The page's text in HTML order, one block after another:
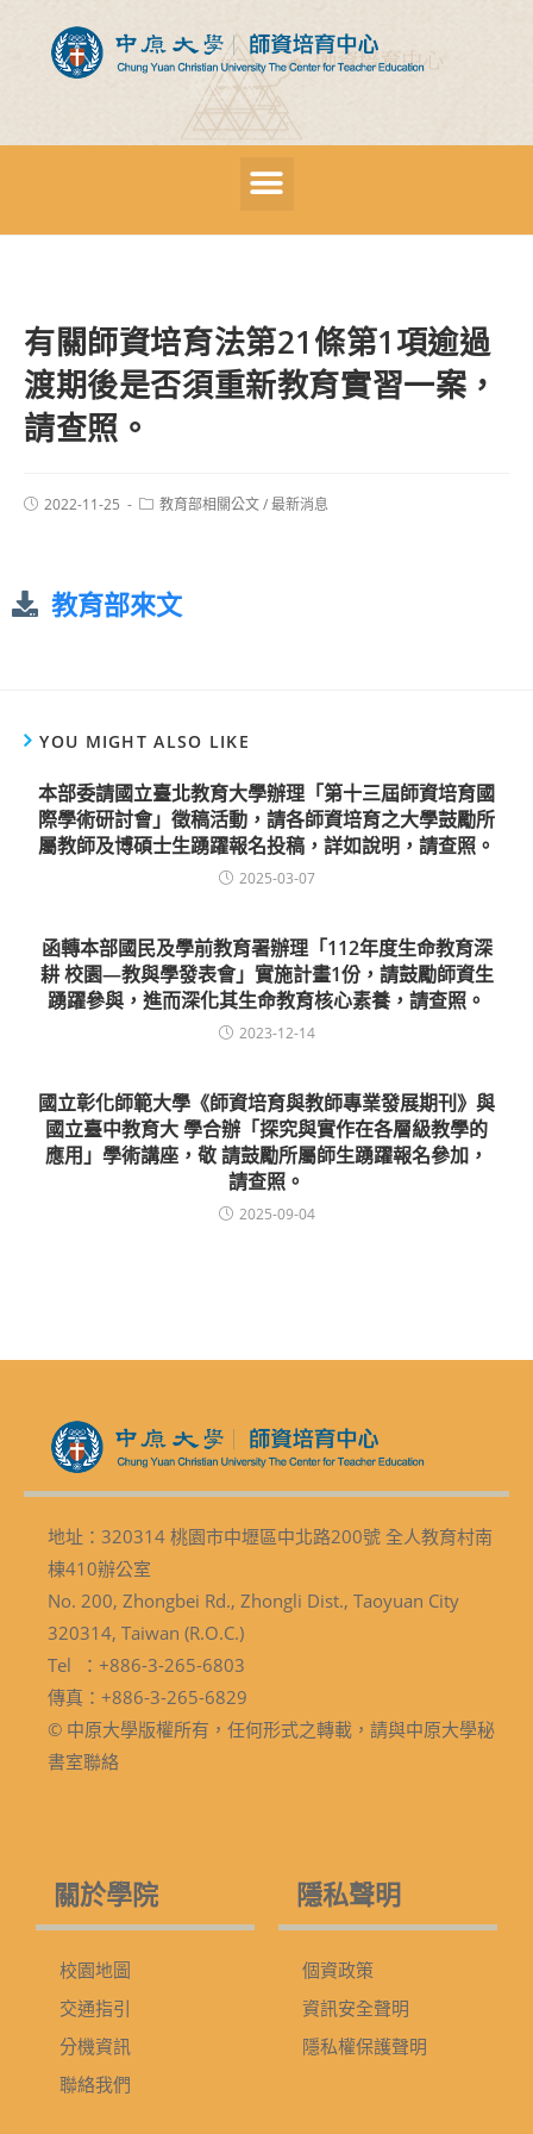
有關師資培育法第21條第1項逾過
渡期後是否須重新教育實習一案，
請查照。
2022-11-25 教育部相關公文/最新消息
教育部來文
YOU MIGHT ALSO LIKE
本部委請國立臺北教育大學辦理「第十三屆師資培育國
際學術研討會」徵稿活動，請各師資培育之大學鼓勵所
屬教師及博碩士生踴躍報名投稿，詳如說明，請查照。
2025-03-07
函轉本部國民及學前教育署辦理「112年度生命教育深
耕 校園—教與學發表會」實施計畫1份，請鼓勵師資生
踴躍參與，進而深化其生命教育核心素養，請查照。
2023-12-14
國立彰化師範大學《師資培育與教師專業發展期刊》與
國立臺中教育大 學合辦「探究與實作在各層級教學的
應用」學術講座，敬 請鼓勵所屬師生踴躍報名參加，
請查照。
2025-09-04
地址：320314 桃園市中壢區中北路200號 全人教育村南
棟410辦公室
No. 200, Zhongbei Rd., Zhongli Dist., Taoyuan City
320314, Taiwan (R.O.C.)
Tel ：+886-3-265-6803
傳真：+886-3-265-6829
© 中原大學版權所有，任何形式之轉載，請與中原大學秘
書室聯絡
關於學院
校園地圖
交通指引
分機資訊
聯絡我們
隱私聲明
個資政策
資訊安全聲明
隱私權保護聲明